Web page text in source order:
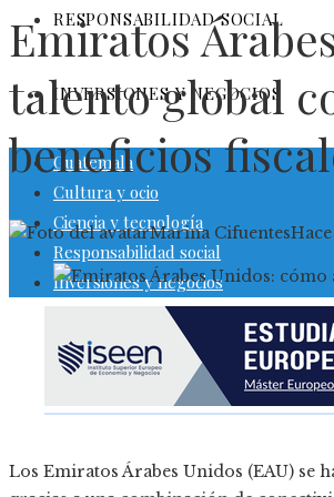
RESPONSABILIDAD SOCIAL
INVERSIONES Y NEGOCIOS
Guatemala
Cultura y ocio
Ciencia y tecnología
Responsabilidad social
Inversiones y negocios
Emiratos
talento global
beneficios
Marina CifuentesHace
Los Emiratos Árabes Unidos (EAU)